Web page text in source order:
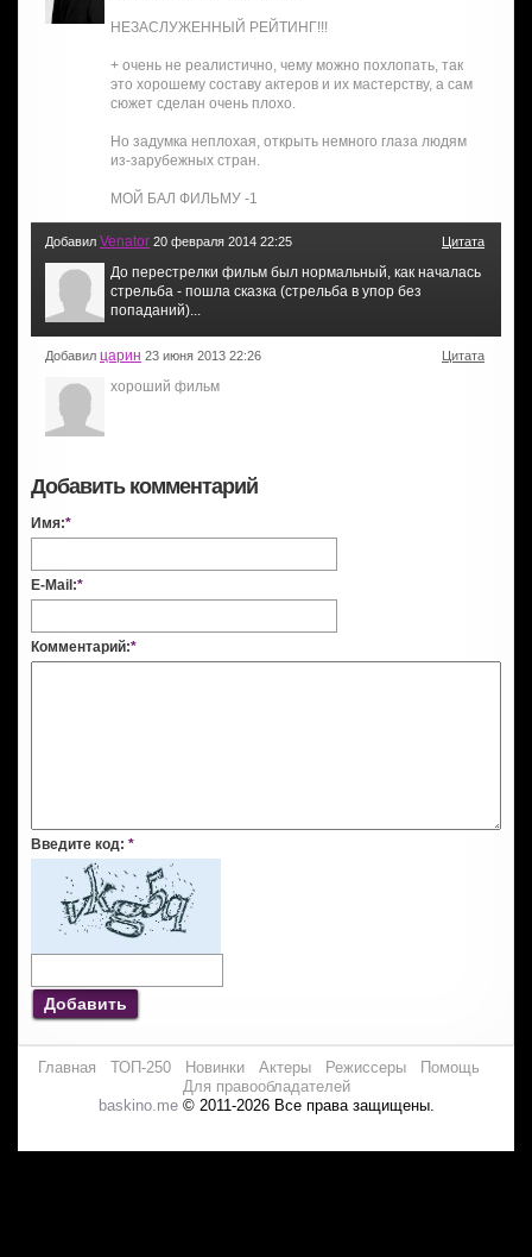
НЕЗАСЛУЖЕННЫЙ РЕЙТИНГ!!!
+ очень не реалистично, чему можно похлопать, так
это хорошему составу актеров и их мастерству, а сам
сюжет сделан очень плохо.
Но задумка неплохая, открыть немного глаза людям
из-зарубежных стран.
МОЙ БАЛ ФИЛЬМУ -1
Добавил Venator 20 февраля 2014 22:25 Цитата
До перестрелки фильм был нормальный, как началась
стрельба - пошла сказка (стрельба в упор без
попаданий)...
Добавил царин 23 июня 2013 22:26 Цитата
хороший фильм
Добавить комментарий
Имя:*
E-Mail:*
Комментарий:*
Введите код: *
Добавить
Главная ТОП-250 Новинки Актеры Режиссеры
Помощь
Для правообладателей
baskino.me© 2011-2026 Все права защищены.